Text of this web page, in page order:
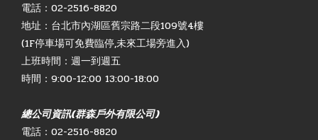
電話：02-2516-8820
地址：台北市內湖區舊宗路二段109號4樓
(1F停車場可免費臨停,未來工場旁進入)
上班時間：週一到週五
時間：9:00-12:00 13:00-18:00
總公司資訊(群森戶外有限公司)
電話：02-2516-8820